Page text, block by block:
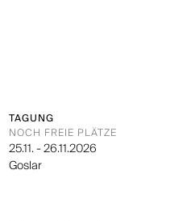
TAGUNG
NOCH FREIE PLÄTZE
25.11. - 26.11.2026
Goslar